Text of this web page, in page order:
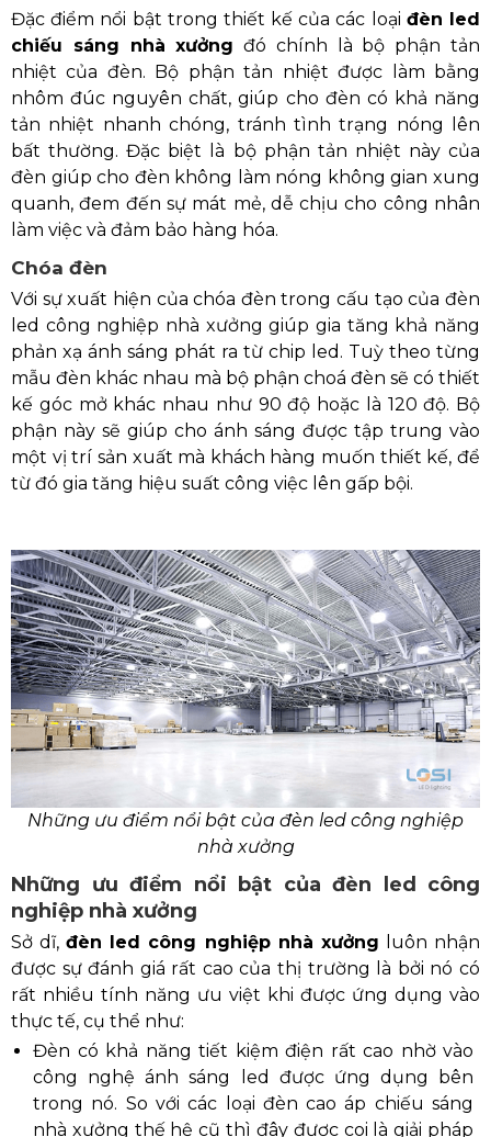
Đặc điểm nổi bật trong thiết kế của các loại đèn led
chiếu sáng nhà xưởng đó chính là bộ phận tản
nhiệt của đèn. Bộ phận tản nhiệt được làm bằng
nhôm đúc nguyên chất, giúp cho đèn có khả năng
tản nhiệt nhanh chóng, tránh tình trạng nóng lên
bất thường. Đặc biệt là bộ phận tản nhiệt này của
đèn giúp cho đèn không làm nóng không gian xung
quanh, đem đến sự mát mẻ, dễ chịu cho công nhân
làm việc và đảm bảo hàng hóa.
Chóa đèn
Với sự xuất hiện của chóa đèn trong cấu tạo của đèn
led công nghiệp nhà xưởng giúp gia tăng khả năng
phản xạ ánh sáng phát ra từ chip led. Tuỳ theo từng
mẫu đèn khác nhau mà bộ phận choá đèn sẽ có thiết
kế góc mở khác nhau như 90 độ hoặc là 120 độ. Bộ
phận này sẽ giúp cho ánh sáng được tập trung vào
một vị trí sản xuất mà khách hàng muốn thiết kế, để
từ đó gia tăng hiệu suất công việc lên gấp bội.
Những ưu điểm nổi bật của đèn led công nghiệp
nhà xưởng
Những ưu điểm nổi bật của đèn led công
nghiệp nhà xưởng
Sở dĩ,đèn led công nghiệp nhà xưởng luôn nhận
được sự đánh giá rất cao của thị trường là bởi nó có
rất nhiều tính năng ưu việt khi được ứng dụng vào
thực tế, cụ thể như:
Đèn có khả năng tiết kiệm điện rất cao nhờ vào
công nghệ ánh sáng led được ứng dụng bên
trong nó. So với các loại đèn cao áp chiếu sáng
nhà xưởng thế hệ cũ thì đây được coi là giải pháp